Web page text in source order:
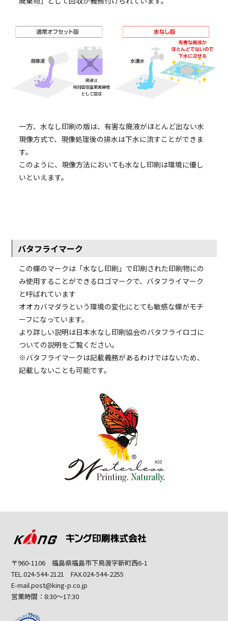
一方、水なし印刷の版は、有害な廃液がほとんど出ない水
現像方式で、現像処理後の排水は下水に流すことができま
す。
このように、現像方法においても水なし印刷は環境に優し
いといえます。
バタフライマーク
この蝶のマークは「水なし印刷」で印刷された印刷物にの
み使用することができるロゴマークで、バタフライマーク
と呼ばれています
オオカバマダラという環境の変化にとても敏感な蝶がモチ
ーフになっています。
より詳しい説明は日本水なし印刷協会のバタフライロゴに
ついての説明をご覧ください。
※バタフライマークは記載義務があるわけではないため、
記載しないことも可能です。
〒960-1106 福島県福島市下鳥渡字新町西6-1
TEL.024-544-2121 FAX.024-544-2255
E-mail.post@king-p.co.jp
営業時間：8:30～17:30